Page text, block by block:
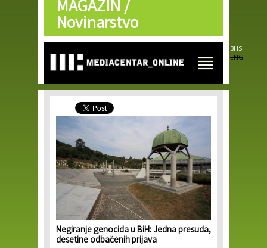
Skip to
main
content
MAGAZIN /
Novinarstvo
BHS
ENG
Negiranje genocida u BiH: Jedna presuda,
desetine odbačenih prijava